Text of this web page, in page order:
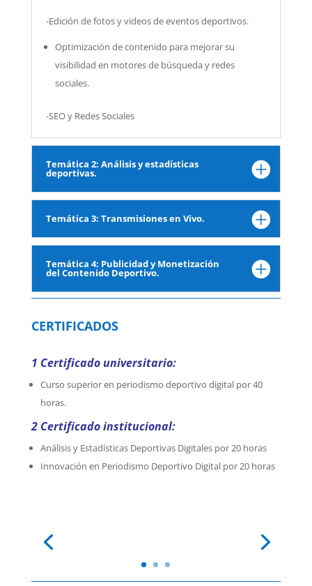
-Edición de fotos y videos de eventos deportivos.
Optimización de contenido para mejorar su
visibilidad en motores de búsqueda y redes
sociales.
-SEO y Redes Sociales
Temática 2: Análisis y estadísticas
deportivas.
Temática 3: Transmisiones en Vivo.
Temática 4: Publicidad y Monetización
del Contenido Deportivo.
CERTIFICADOS
1 Certificado universitario:
Curso superior en periodismo deportivo digital por 40
horas.
2 Certificado institucional:
Análisis y Estadísticas Deportivas Digitales por 20 horas
Innovación en Periodismo Deportivo Digital por 20 horas